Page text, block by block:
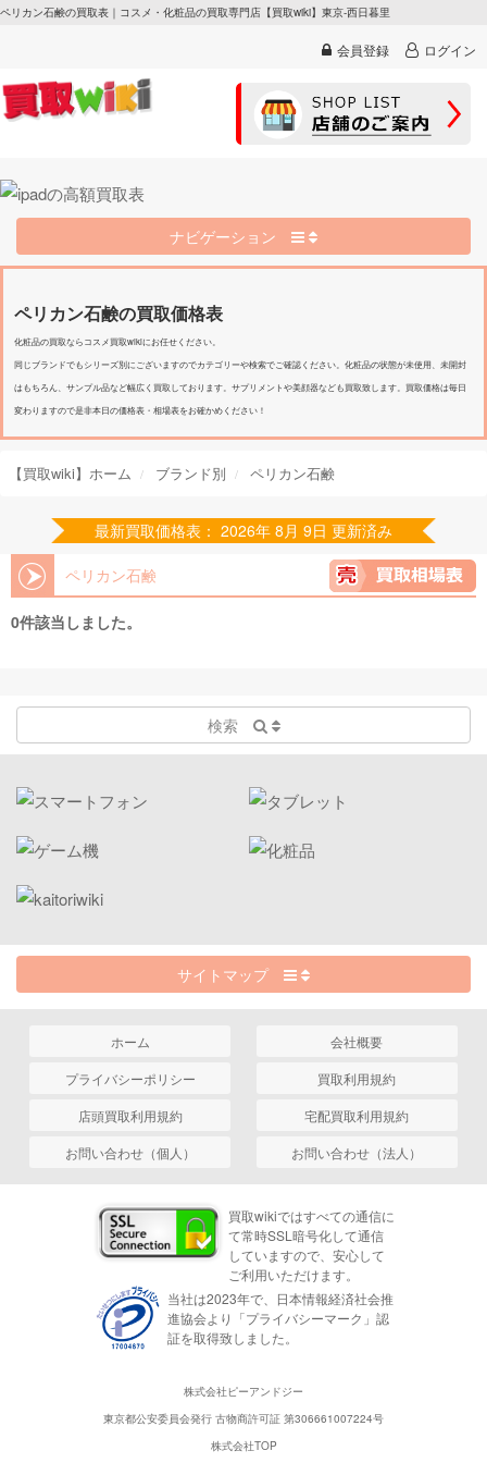
ペリカン石鹸の買取表｜コスメ・化粧品の買取専門店【買取wiki】東京-西日暮里
会員登録 ログイン
ナビゲーション
ペリカン石鹸の買取価格表
化粧品の買取ならコスメ買取wikiにお任せください。
同じブランドでもシリーズ別にございますのでカテゴリーや検索でご確認ください。化粧品の状態が未使用、未開封
はもちろん、サンプル品など幅広く買取しております。サプリメントや美顔器なども買取致します。買取価格は毎日
変わりますので是非本日の価格表・相場表をお確かめください！
【買取wiki】ホーム ブランド別 ペリカン石鹸
最新買取価格表： 2026年 8月 9日 更新済み
ペリカン石鹸
0件該当しました。
検索
サイトマップ
ホーム
会社概要
プライバシーポリシー
買取利用規約
店頭買取利用規約
宅配買取利用規約
お問い合わせ（個人）
お問い合わせ（法人）
買取wikiではすべての通信に
て常時SSL暗号化して通信
していますので、安心して
ご利用いただけます。
当社は2023年で、日本情報経済社会推
進協会より「プライバシーマーク」認
証を取得致しました。
株式会社ピーアンドジー
東京都公安委員会発行 古物商許可証 第306661007224号
株式会社TOP